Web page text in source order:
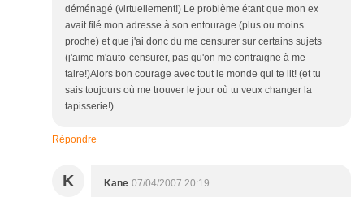
déménagé (virtuellement!) Le problème étant que mon ex
avait filé mon adresse à son entourage (plus ou moins
proche) et que j'ai donc du me censurer sur certains sujets
(j'aime m'auto-censurer, pas qu'on me contraigne à me
taire!)Alors bon courage avec tout le monde qui te lit! (et tu
sais toujours où me trouver le jour où tu veux changer la
tapisserie!)
Répondre
K Kane 07/04/2007 20:19